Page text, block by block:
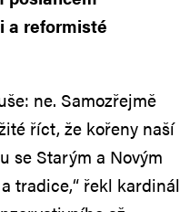
a reformisté
ne. Samozřejmě
říct, že kořeny naší
se Starým a Novým
tradice,“ řekl kardinál